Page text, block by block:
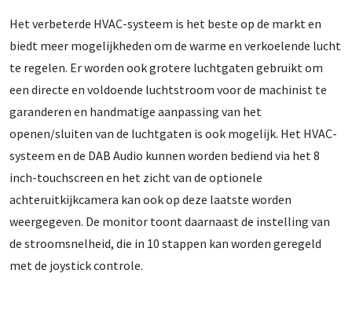
Het verbeterde HVAC-systeem is het beste op de markt en
biedt meer mogelijkheden om de warme en verkoelende lucht
te regelen. Er worden ook grotere luchtgaten gebruikt om
een ​​directe en voldoende luchtstroom voor de machinist te
garanderen en handmatige aanpassing van het
openen/sluiten van de luchtgaten is ook mogelijk. Het HVAC-
systeem en de DAB Audio kunnen worden bediend via het 8
inch-touchscreen en het zicht van de optionele
achteruitkijkcamera kan ook op deze laatste worden
weergegeven. De monitor toont daarnaast de instelling van
de stroomsnelheid, die in 10 stappen kan worden geregeld
met de joystick controle.